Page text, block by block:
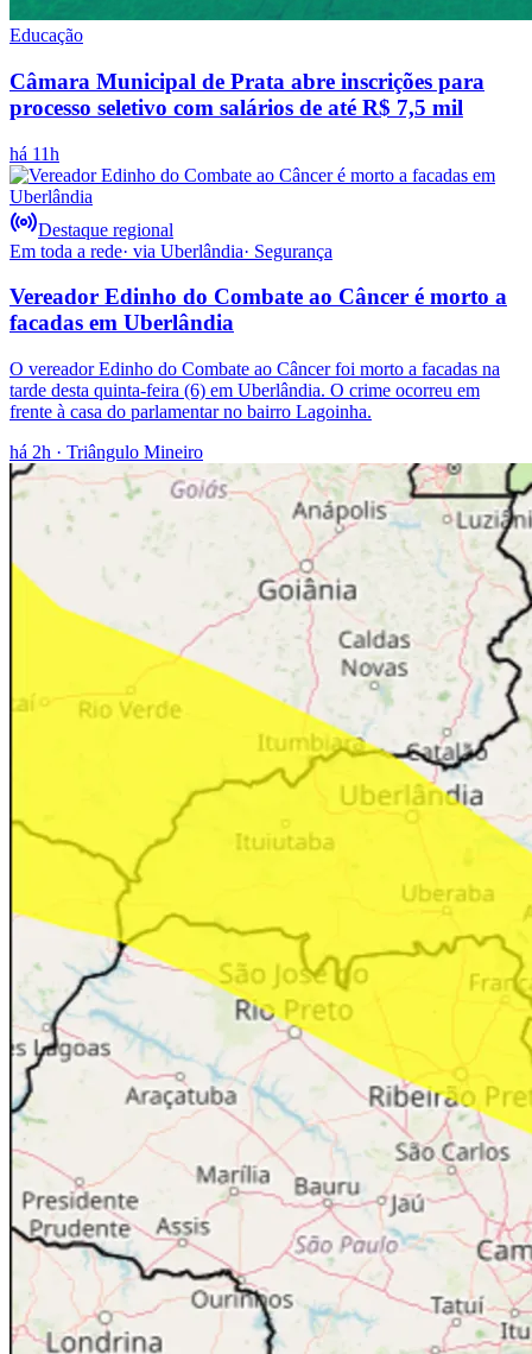
Educação
Câmara Municipal de Prata abre inscrições para
processo seletivo com salários de até R$ 7,5 mil
há 11h
Destaque regional
Em toda a rede· via Uberlândia· Segurança
Vereador Edinho do Combate ao Câncer é morto a
facadas em Uberlândia
O vereador Edinho do Combate ao Câncer foi morto a facadas na
tarde desta quinta-feira (6) em Uberlândia. O crime ocorreu em
frente à casa do parlamentar no bairro Lagoinha.
há 2h · Triângulo Mineiro